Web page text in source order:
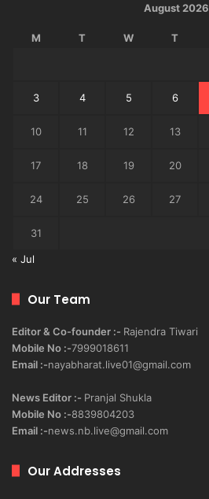
August 2026
M T W T
3 4 5 6
10 11 12 13
17 18 19 20
24 25 26 27
31
« Jul
Our Team
Editor & Co-founder :- Rajendra Tiwari
Mobile No :-7999018611
Email :-nayabharat.live01@gmail.com
News Editor :- Pranjal Shukla
Mobile No :-8839804203
Email :-news.nb.live@gmail.com
Our Addresses